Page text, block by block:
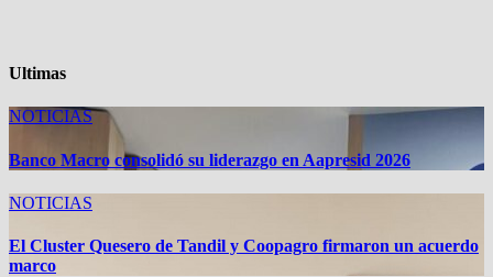
Ultimas
NOTICIAS
Banco Macro consolidó su liderazgo en Aapresid 2026
NOTICIAS
El Cluster Quesero de Tandil y Coopagro firmaron un acuerdo
marco